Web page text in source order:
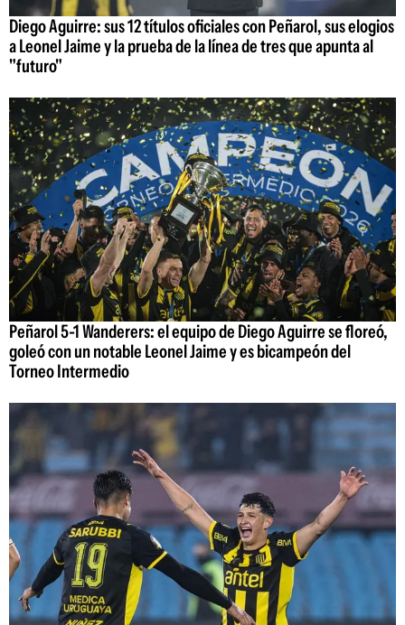
Diego Aguirre: sus 12 títulos oficiales con Peñarol, sus elogios
a Leonel Jaime y la prueba de la línea de tres que apunta al
"futuro"
Peñarol 5-1 Wanderers: el equipo de Diego Aguirre se floreó,
goleó con un notable Leonel Jaime y es bicampeón del
Torneo Intermedio